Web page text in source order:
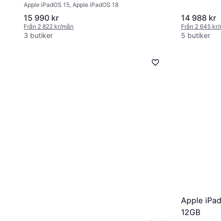
Apple iPadOS 15, Apple iPadOS 18
15 990 kr
Från 2 822 kr/mån
3 butiker
14 988 kr
Från 2 645 kr/
5 butiker
Apple
12GB